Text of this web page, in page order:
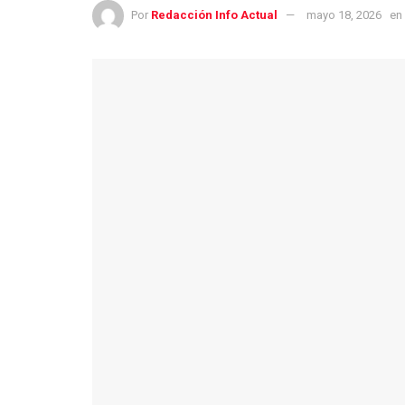
Por Redacción Info Actual mayo 18, 2026 en